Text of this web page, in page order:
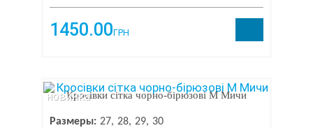
1450.00ГРН
Кросівки сітка чорно-бірюзові М Мичи
Размеры: 27 28 29 30
новинка